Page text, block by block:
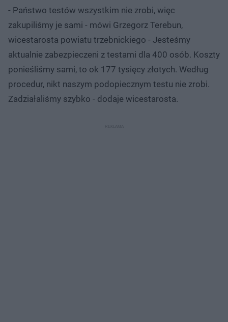
- Państwo testów wszystkim nie zrobi, więc
zakupiliśmy je sami - mówi Grzegorz Terebun,
wicestarosta powiatu trzebnickiego - Jesteśmy
aktualnie zabezpieczeni z testami dla 400 osób. Koszty
ponieśliśmy sami, to ok 177 tysięcy złotych. Według
procedur, nikt naszym podopiecznym testu nie zrobi.
Zadziałaliśmy szybko - dodaje wicestarosta.